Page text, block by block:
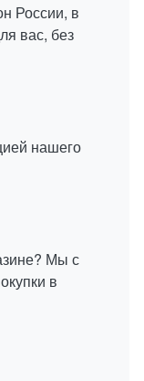
России, в
вас, без
нашего
Мы с
в